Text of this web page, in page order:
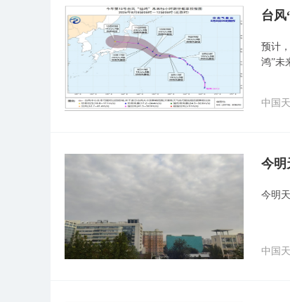
台风
预计
鸿”未
中国
今明
今明
中国